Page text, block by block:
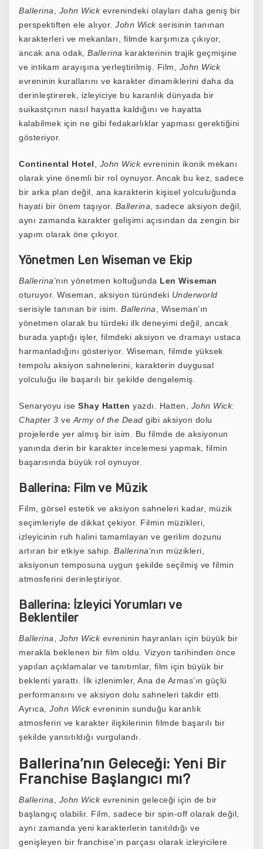
Ballerina John Wickevrenindeki olayları daha geniş bir
perspektiften ele alıyor. John Wickserisinin tanınan
karakterleri ve mekanları, filmde karşımıza çıkıyor,
ancak ana odak, Ballerina karakterinin trajik geçmişine
ve intikam arayışına yerleştirilmiş. Film, John Wick
evreninin kurallarını ve karakter dinamiklerini daha da
derinleştirerek, izleyiciye bu karanlık dünyada bir
suikastçının nasıl hayatta kaldığını ve hayatta
kalabilmek için ne gibi fedakarlıklar yapması gerektiğini
gösteriyor.
Continental Hotel John Wickevreninin ikonik mekanı
olarak yine önemli bir rol oynuyor. Ancak bu kez, sadece
bir arka plan değil, ana karakterin kişisel yolculuğunda
hayati bir önem taşıyor. Ballerina , sadece aksiyon değil,
aynı zamanda karakter gelişimi açısından da zengin bir
yapım olarak öne çıkıyor.
Yönetmen Len Wiseman ve Ekip
Ballerina’nın yönetmen koltuğunda Len Wiseman
oturuyor. Wiseman, aksiyon türündeki Underworld
serisiyle tanınan bir isim. Ballerina , Wiseman’ın
yönetmen olarak bu türdeki ilk deneyimi değil, ancak
burada yaptığı işler, filmdeki aksiyon ve dramayı ustaca
harmanladığını gösteriyor. Wiseman, filmde yüksek
tempolu aksiyon sahnelerini, karakterin duygusal
yolculuğu ile başarılı bir şekilde dengelemiş.
Senaryoyu ise Shay Hatten yazdı. Hatten, John Wick:
Chapter 3 ve Army of the Dead gibi aksiyon dolu
projelerde yer almış bir isim. Bu filmde de aksiyonun
yanında derin bir karakter incelemesi yapmak, filmin
başarısında büyük rol oynuyor.
Ballerina: Film ve Müzik
Film, görsel estetik ve aksiyon sahneleri kadar, müzik
seçimleriyle de dikkat çekiyor. Filmin müzikleri,
izleyicinin ruh halini tamamlayan ve gerilim dozunu
artıran bir etkiye sahip. Ballerina’nın müzikleri,
aksiyonun temposuna uygun şekilde seçilmiş ve filmin
atmosferini derinleştiriyor.
Ballerina: İzleyici Yorumları ve
Beklentiler
Ballerina John Wickevreninin hayranları için büyük bir
merakla beklenen bir film oldu. Vizyon tarihinden önce
yapılan açıklamalar ve tanıtımlar, film için büyük bir
beklenti yarattı. İlk izlenimler, Ana de Armas’ın güçlü
performansını ve aksiyon dolu sahneleri takdir etti.
Ayrıca, John Wickevreninin sunduğu karanlık
atmosferin ve karakter ilişkilerinin filmde başarılı bir
şekilde yansıtıldığı vurgulandı.
Ballerina’nın Geleceği: Yeni Bir
Franchise Başlangıcı mı?
Ballerina John Wickevreninin geleceği için de bir
başlangıç olabilir. Film, sadece bir spin-off olarak değil,
aynı zamanda yeni karakterlerin tanıtıldığı ve
genişleyen bir franchise’ın parçası olarak izleyicilere